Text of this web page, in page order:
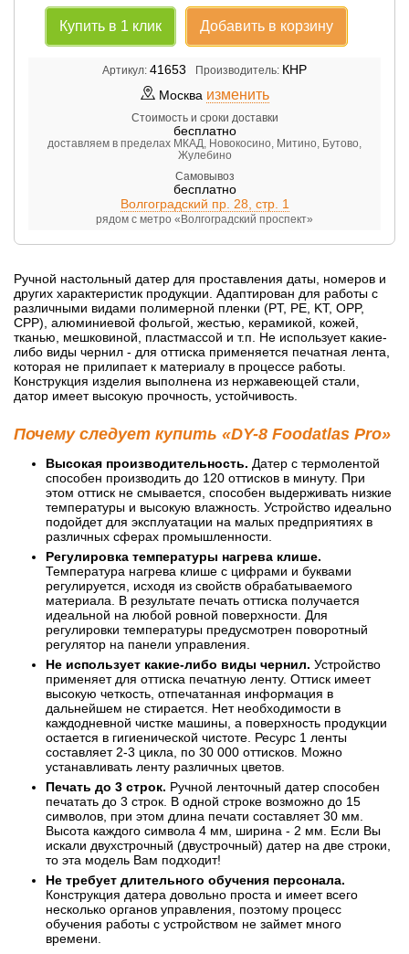
Купить в 1 клик Добавить в корзину
Артикул: 41653 Производитель: КНР
Москва изменить
Стоимость и сроки доставки
бесплатно
доставляем в пределах МКАД, Новокосино, Митино, Бутово,
Жулебино
Самовывоз
бесплатно
Волгоградский пр. 28, стр. 1
рядом с метро «Волгоградский проспект»
Ручной настольный датер для проставления даты, номеров и
других характеристик продукции. Адаптирован для работы с
различными видами полимерной пленки (PT, PE, KT, OPP,
CPP), алюминиевой фольгой, жестью, керамикой, кожей,
тканью, мешковиной, пластмассой и т.п. Не использует какие-
либо виды чернил - для оттиска применяется печатная лента,
которая не прилипает к материалу в процессе работы.
Конструкция изделия выполнена из нержавеющей стали,
датор имеет высокую прочность, устойчивость.
Почему следует купить «DY-8 Foodatlas Pro»
Высокая производительность. Датер с термолентой
способен производить до 120 оттисков в минуту. При
этом оттиск не смывается, способен выдерживать низкие
температуры и высокую влажность. Устройство идеально
подойдет для эксплуатации на малых предприятиях в
различных сферах промышленности.
Регулировка температуры нагрева клише.
Температура нагрева клише с цифрами и буквами
регулируется, исходя из свойств обрабатываемого
материала. В результате печать оттиска получается
идеальной на любой ровной поверхности. Для
регулировки температуры предусмотрен поворотный
регулятор на панели управления.
Не использует какие-либо виды чернил. Устройство
применяет для оттиска печатную ленту. Оттиск имеет
высокую четкость, отпечатанная информация в
дальнейшем не стирается. Нет необходимости в
каждодневной чистке машины, а поверхность продукции
остается в гигиенической чистоте. Ресурс 1 ленты
составляет 2-3 цикла, по 30 000 оттисков. Можно
устанавливать ленту различных цветов.
Печать до 3 строк. Ручной ленточный датер способен
печатать до 3 строк. В одной строке возможно до 15
символов, при этом длина печати составляет 30 мм.
Высота каждого символа 4 мм, ширина - 2 мм. Если Вы
искали двухстрочный (двустрочный) датер на две строки,
то эта модель Вам подходит!
Не требует длительного обучения персонала.
Конструкция датера довольно проста и имеет всего
несколько органов управления, поэтому процесс
обучения работы с устройством не займет много
времени.